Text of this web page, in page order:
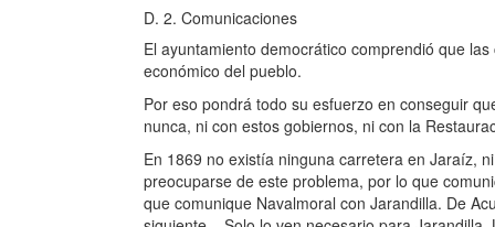
D. 2. Comunicaciones
El ayuntamiento democrático comprendió que
económico del pueblo.
Por eso pondrá todo su esfuerzo en conseguir
nunca, ni con estos gobiernos, ni con la
En 1869 no existía ninguna carretera en Jaraíz,
preocuparse de este problema, por lo que
que comunique Navalmoral con Jarandilla. De